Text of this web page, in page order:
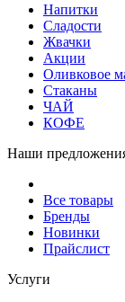
Напитки
Сладости
Жвачки
Акции
Оливковое
Стаканы
ЧАЙ
КОФЕ
Наши
Все товары
Бренды
Новинки
Прайслист
Услуги